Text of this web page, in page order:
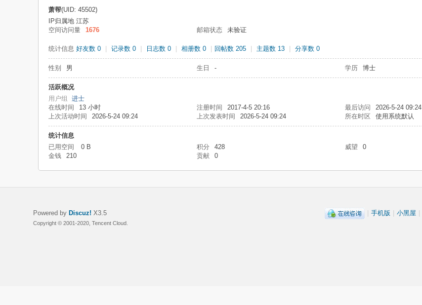
萧帮(UID: 45502)
IP归属地 江苏
空间访问量
1676 邮箱状态 未验证
统计信息 好友数 0 记录数 0 日志数 0 相册数 0 回帖数 205 主题数 13 分享数 0
性别 男 生日 - 学历 博士
活跃概况
用户组 进士
在线时间
13 小时 注册时间 2017-4-5 20:16 最后访问
2026-5-24 09:24
上次活动时间
2026-5-24 09:24 上次发表时间 2026-5-24 09:24 所在时区 使用系统默认
统计信息
已用空间
0 B 积分 428 威望
0
金钱
210 贡献 0
手机版 小黑屋
Powered by Discuz! X3.5
Copyright © 2001-2020, Tencent Cloud.